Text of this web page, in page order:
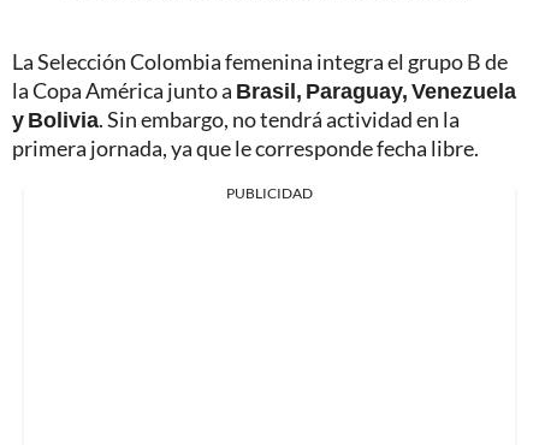
La Selección Colombia femenina integra el grupo B de
la Copa América junto a Brasil, Paraguay, Venezuela
y Bolivia. Sin embargo, no tendrá actividad en la
primera jornada, ya que le corresponde fecha libre.
PUBLICIDAD